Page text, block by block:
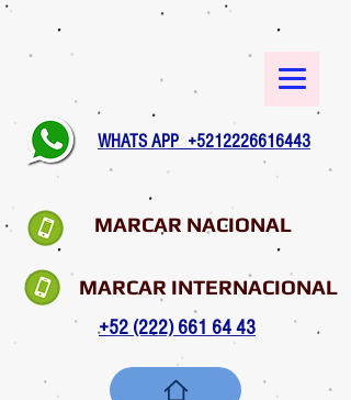
WHATS APP +5212226616443
MARCAR NACIONAL
MARCAR INTERNACIONAL
+52 (222) 661 64 43